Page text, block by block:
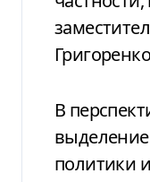
В
политики